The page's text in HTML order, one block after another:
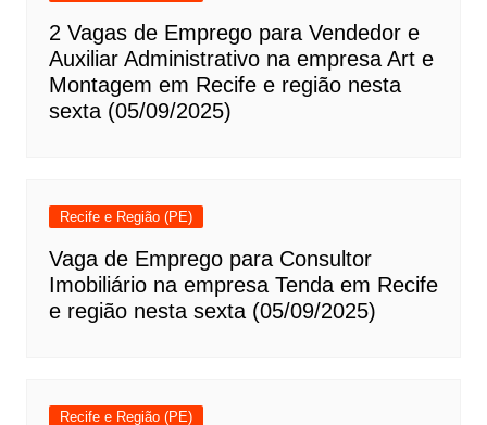
2 Vagas de Emprego para Vendedor e
Auxiliar Administrativo na empresa Art e
Montagem em Recife e região nesta
sexta (05/09/2025)
Recife e Região (PE)
Vaga de Emprego para Consultor
Imobiliário na empresa Tenda em Recife
e região nesta sexta (05/09/2025)
Recife e Região (PE)